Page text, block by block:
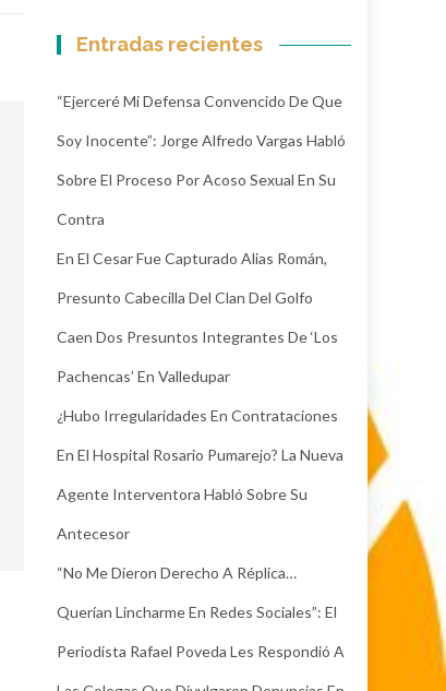
Entradas recientes
“Ejerceré Mi Defensa Convencido De Que
Soy Inocente”: Jorge Alfredo Vargas Habló
Sobre El Proceso Por Acoso Sexual En Su
Contra
En El Cesar Fue Capturado Alias Román,
Presunto Cabecilla Del Clan Del Golfo
Caen Dos Presuntos Integrantes De ‘Los
Pachencas’ En Valledupar
¿Hubo Irregularidades En Contrataciones
En El Hospital Rosario Pumarejo? La Nueva
Agente Interventora Habló Sobre Su
Antecesor
“No Me Dieron Derecho A Réplica…
Querían Lincharme En Redes Sociales”: El
Periodista Rafael Poveda Les Respondió A